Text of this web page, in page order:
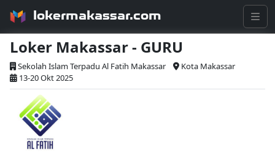
lokermakassar.com
Loker Makassar - GURU
Sekolah Islam Terpadu Al Fatih Makassar
Kota Makassar
13-20 Okt 2025